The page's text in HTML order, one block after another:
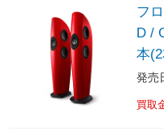
フロ
D /
本
発売
買取